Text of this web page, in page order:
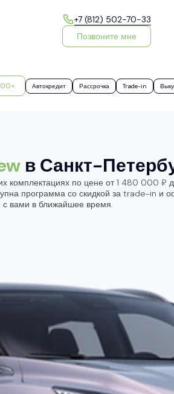
+7 (812) 502-70-33
Позвоните мне
Автокредит Рассрочка Trade-in
в Санкт-
комплектациях по цене от 1 480
программа со скидкой за trade-in
с вами в ближайшее время.